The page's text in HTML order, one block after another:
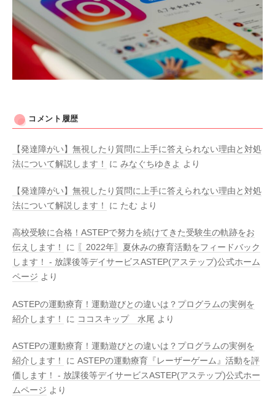
コメント履歴
【発達障がい】無視したり質問に上手に答えられない理由と対処
法について解説します！
に みなぐちゆきよ より
【発達障がい】無視したり質問に上手に答えられない理由と対処
法について解説します！
に たむ より
高校受験に合格！ASTEPで努力を続けてきた受験生の軌跡をお
伝えします！
に 〖2022年〗夏休みの療育活動をフィードバック
します！ - 放課後等デイサービスASTEP(アステップ)公式ホーム
ページ より
ASTEPの運動療育！運動遊びとの違いは？プログラムの実例を
紹介します！
に ココスキップ 水尾 より
ASTEPの運動療育！運動遊びとの違いは？プログラムの実例を
紹介します！
に ASTEPの運動療育『レーザーゲーム』活動を評
価します！ - 放課後等デイサービスASTEP(アステップ)公式ホー
ムページ より